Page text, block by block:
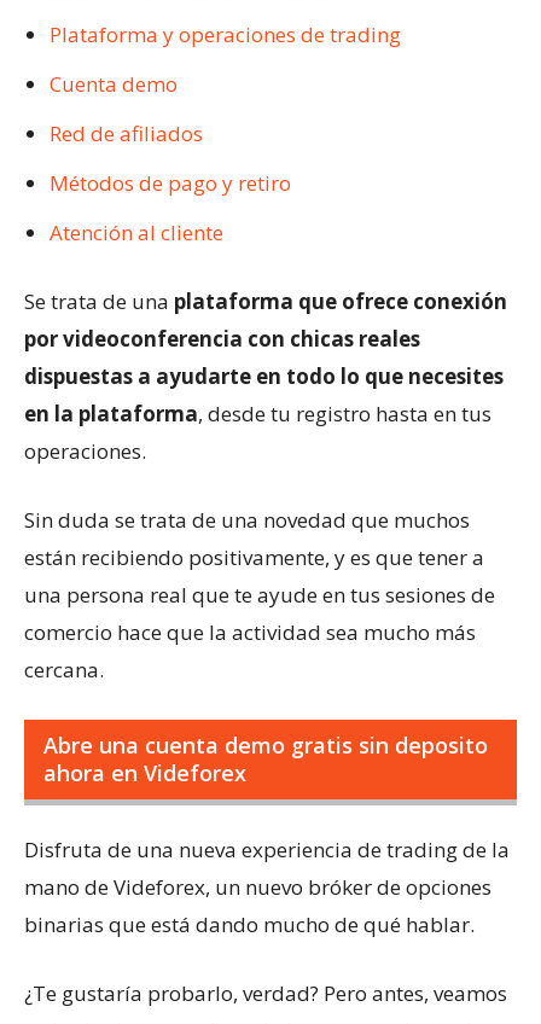
Plataforma y operaciones de trading
Cuenta demo
Red de afiliados
Métodos de pago y retiro
Atención al cliente
Se trata de una plataforma que ofrece conexión
por videoconferencia con chicas reales
dispuestas a ayudarte en todo lo que necesites
en la plataforma, desde tu registro hasta en tus
operaciones.
Sin duda se trata de una novedad que muchos
están recibiendo positivamente, y es que tener a
una persona real que te ayude en tus sesiones de
comercio hace que la actividad sea mucho más
cercana.
Abre una cuenta demo gratis sin deposito
ahora en Videforex
Disfruta de una nueva experiencia de trading de la
mano de Videforex, un nuevo bróker de opciones
binarias que está dando mucho de qué hablar.
¿Te gustaría probarlo, verdad? Pero antes, veamos